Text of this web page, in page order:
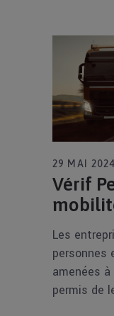
29 MAI 2024
Vérif
Les
personnes
amenées
permis de